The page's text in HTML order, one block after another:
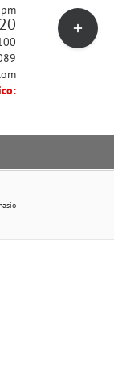
Toggle
Sliding
Bar